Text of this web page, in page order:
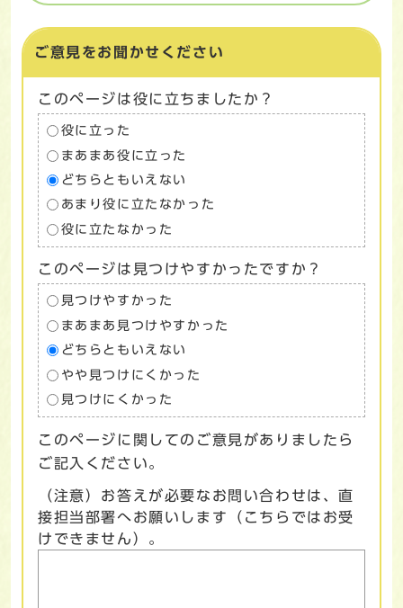
ご意見をお聞かせください
このページは役に立ちましたか？
役に立った
まあまあ役に立った
どちらともいえない
あまり役に立たなかった
役に立たなかった
このページは見つけやすかったですか？
見つけやすかった
まあまあ見つけやすかった
どちらともいえない
やや見つけにくかった
見つけにくかった
このページに関してのご意見がありましたら
ご記入ください。
（注意）お答えが必要なお問い合わせは、直
接担当部署へお願いします（こちらではお受
けできません）。